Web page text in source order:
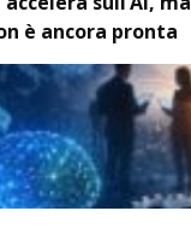
è ancora pronta